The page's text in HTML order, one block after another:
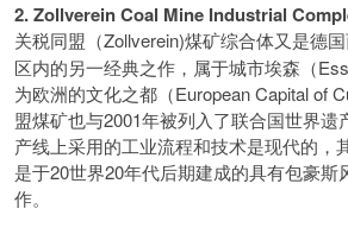
2. Zollverein Coal Mine Industrial
关税同盟（Zollverein)煤矿综合体又是德
区内的另一经典之作，属于城市埃森（
为欧洲的文化之都（European Capital of
盟煤矿也与2001年被列入了联合国世界遗
产线上采用的工业流程和技术是现代的，
是于20世界20年代后期建成的具有包豪斯
作。